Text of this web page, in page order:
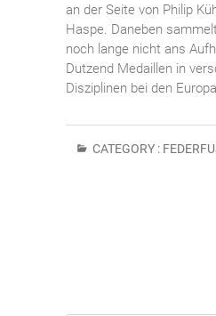
an der Seite von Philip
Haspe. Daneben
noch lange nicht ans
Dutzend Medaillen in
Disziplinen bei den
CATEGORY :